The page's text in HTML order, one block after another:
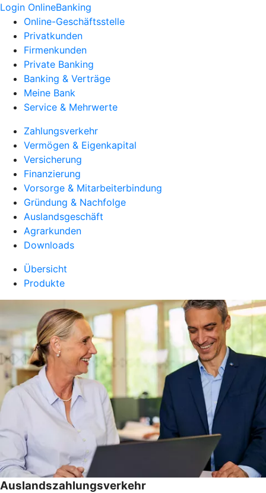
Login OnlineBanking
Online-Geschäftsstelle
Privatkunden
Firmenkunden
Private Banking
Banking & Verträge
Meine Bank
Service & Mehrwerte
Zahlungsverkehr
Vermögen & Eigenkapital
Versicherung
Finanzierung
Vorsorge & Mitarbeiterbindung
Gründung & Nachfolge
Auslandsgeschäft
Agrarkunden
Downloads
Übersicht
Produkte
Auslandszahlungsverkehr